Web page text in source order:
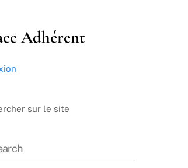
Adhérent
sur le site